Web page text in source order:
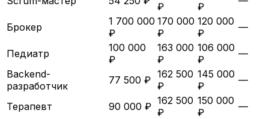
₽
₽
Брокер
1 700 000
₽
170 000
₽
120 000
₽
—
Педиатр
100 000
₽
163 000
₽
106 000
₽
—
Backend-
разработчик
77 500 ₽ 162 500
₽
145 000
₽
—
Терапевт 90 000 ₽ 162 500
₽
150 000
₽
—